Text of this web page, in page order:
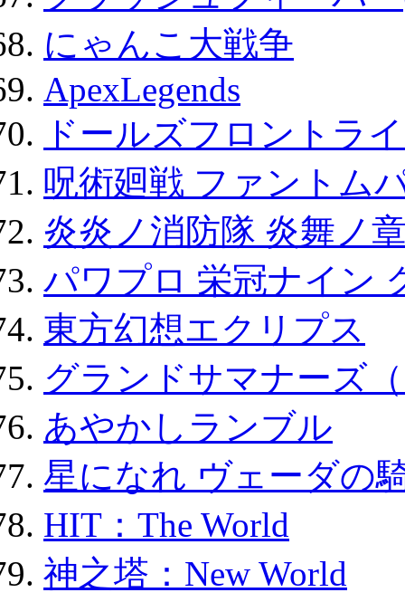
にゃんこ大戦争
ApexLegends
ドールズフロントラ
呪術廻戦 ファントム
炎炎ノ消防隊 炎舞ノ
パワプロ 栄冠ナイン
東方幻想エクリプス
グランドサマナーズ
あやかしランブル
星になれ ヴェーダの
HIT：The World
神之塔：New World